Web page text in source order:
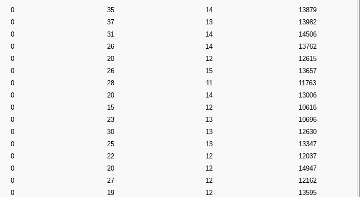
0 35 14
13879
0 37 13
13982
0 31 14
14506
0 26 14
13762
0 20 12
12615
0 26 15
13657
0 28 11
11763
0 20 14
13006
0 15 12
10616
0 23 13
10696
0 30 13
12630
0 25 13
13347
0 22 12
12037
0 20 12
14947
0 27 12
12162
0 19 12
13595